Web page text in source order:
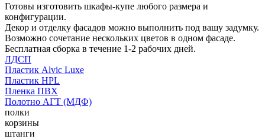
Готовы изготовить шкафы-купе любого размера и
конфигурации.
Декор и отделку фасадов можно выполнить под вашу задумку.
Возможно сочетание нескольких цветов в одном фасаде.
Бесплатная сборка в течение 1-2 рабочих дней.
ЛДСП
Пластик Alvic Luxe
Пластик HPL
Пленка ПВХ
Полотно АГТ (МДФ)
полки
корзины
штанги